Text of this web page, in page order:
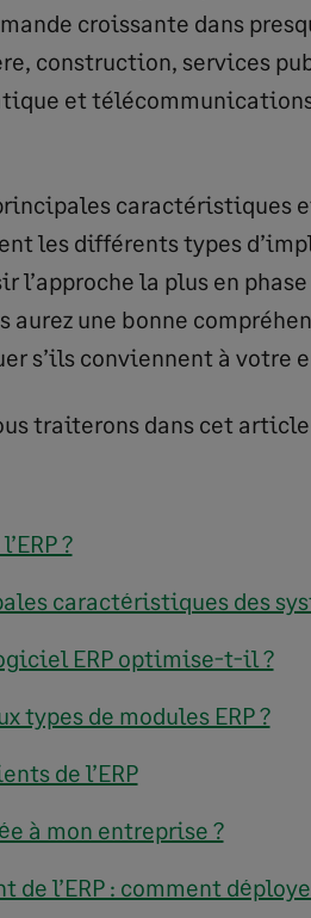
croissante dans
construction, services
et
caractéristiques
les différents types
l’approche la plus en
une bonne
s’ils conviennent à votre
traiterons dans cet article
?
caractéristiques des
ERP optimise-t-il ?
types de modules ERP ?
de l’ERP
à mon entreprise ?
de l’ERP : comment